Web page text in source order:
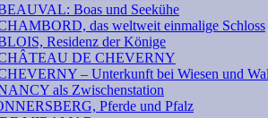
Boas und Seekühe
das weltweit einmalige Schloss
Residenz der Könige
CHÂTEAU DE CHEVERNY
– Unterkunft bei Wiesen und
als Zwischenstation
Pferde und Pfalz